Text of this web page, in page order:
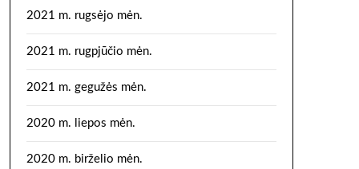
2021 m. rugsėjo mėn.
2021 m. rugpjūčio mėn.
2021 m. gegužės mėn.
2020 m. liepos mėn.
2020 m. birželio mėn.